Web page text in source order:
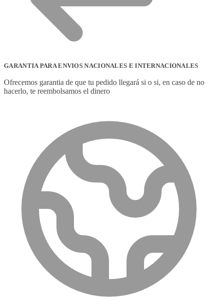
GARANTIA PARA ENVIOS NACIONALES E INTERNACIONALES
Ofrecemos garantia de que tu pedido llegará si o si, en caso de no
hacerlo, te reembolsamos el dinero